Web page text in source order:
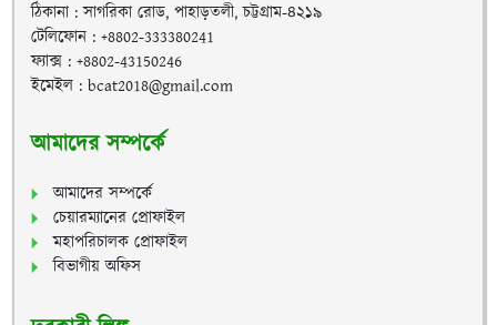
ঠিকানা : সাগরিকা রোড, পাহাড়তলী, চট্টগ্রাম-৪২১৯
টেলিফোন : +8802-333380241
ফ্যাক্স : +8802-43150246
ইমেইল : bcat2018@gmail.com
আমাদের সম্পর্কে
আমাদের সম্পর্কে
চেয়ারম্যানের প্রোফাইল
মহাপরিচালক প্রোফাইল
বিভাগীয় অফিস